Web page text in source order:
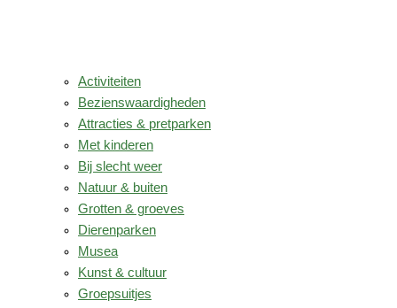
Activiteiten
Bezienswaardigheden
Attracties & pretparken
Met kinderen
Bij slecht weer
Natuur & buiten
Grotten & groeves
Dierenparken
Musea
Kunst & cultuur
Groepsuitjes